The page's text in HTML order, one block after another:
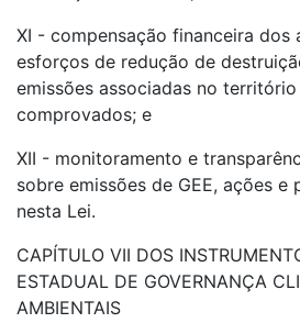
XI - compensação financeira dos
esforços de redução de
emissões associadas no
comprovados; e
XII - monitoramento e
sobre emissões de GEE, ações
nesta Lei.
CAPÍTULO VII DOS
ESTADUAL DE GOVERNANÇA
AMBIENTAIS